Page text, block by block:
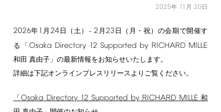
2025年 11 月 20 日
2026年1 月 24 日（土）– 2月 23 日（月・祝）の会期で開催す
る「 Osaka Directory 12 Supported by RICHARD MILLE
和田 真由子」の最新情報をお知らせいたします。
詳細は下記オンラインプレスリリースよりご覧ください。
「Osaka Directory 12 Supported by RICHARD MILLE 和